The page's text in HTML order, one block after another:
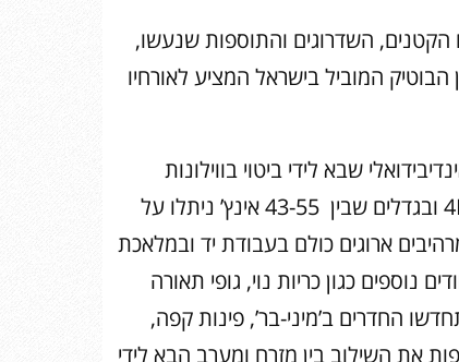
השדרוגים והתוספות שנעשו,
המוביל בישראל המציע לאורחיו
שבא לידי ביטוי בווילונות
חדשים, מסכי טלוויזיה חדשים בטכנולוגיית 4K ובגדלים שבין 43-55 אינץ’ ניתלו על
ארוגים כולם בעבודת יד ובמלאכת
נוספים כגון כריות נוי, גופי תאורה
החדרים ב’מיני-בר’, פינות קפה,
את השילוב בין מזרח ומערב הבא לידי